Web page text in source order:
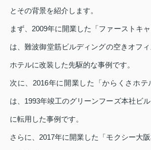
とその背景を紹介します。
まず、2009年に開業した「ファーストキャ
は、難波御堂筋ビルディングの空きオフ
ホテルに改装した先駆的な事例です。
次に、2016年に開業した「からくさホテ
は、1993年竣工のグリーンフーズ本社ビ
に転用した事例です。
さらに、2017年に開業した「モクシー大